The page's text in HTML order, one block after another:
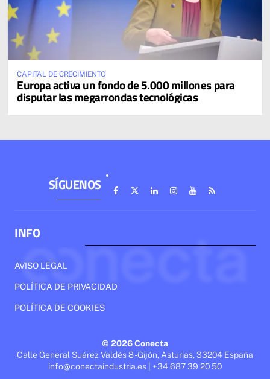
CAPITAL DE CRECIMIENTO
Europa activa un fondo de 5.000 millones para
disputar las megarrondas tecnológicas
SÍGUENOS
INFO
AVISO LEGAL
POLÍTICA DE PRIVACIDAD
POLÍTICA DE COOKIES
© 2026 Conecta
Calle General Suárez Valdés 8 - Gijón, Asturias, 33204 España
info@conectaindustria.es | +34 687 39 20 50